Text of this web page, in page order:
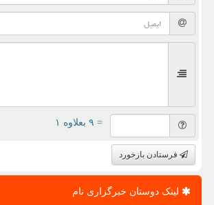
= ۹ بعلاوه ۱
فرستادن بازخورد
لینک دوستان خبرگزاری نام